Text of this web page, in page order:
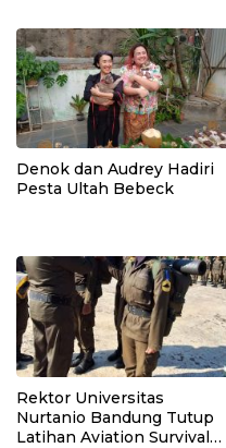
Denok dan Audrey Hadiri
Pesta Ultah Bebeck
Rektor Universitas
Nurtanio Bandung Tutup
Latihan Aviation Survival